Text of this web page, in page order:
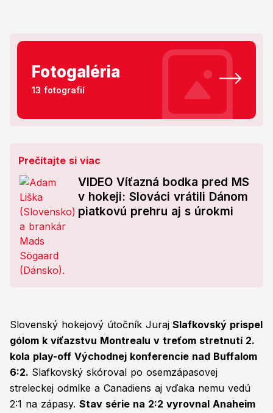
Fotogaléria
13 fotografií
Prečítajte si viac
VIDEO Víťazná bodka pred MS
v hokeji: Slováci vrátili Dánom
piatkovú prehru aj s úrokmi
Slovenský hokejový útočník Juraj Slafkovský prispel
gólom k víťazstvu Montrealu v treťom stretnutí 2.
kola play-off Východnej konferencie nad Buffalom
6:2. Slafkovský skóroval po osemzápasovej
streleckej odmlke a Canadiens aj vďaka nemu vedú
2:1 na zápasy. Stav série na 2:2 vyrovnal Anaheim